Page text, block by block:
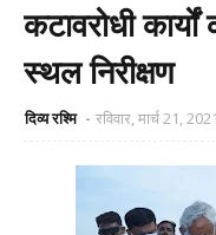
कटावरोधी
स्थल निरीक्षण
दिव्य रश्मि रविवार, मार्च 21, 2021